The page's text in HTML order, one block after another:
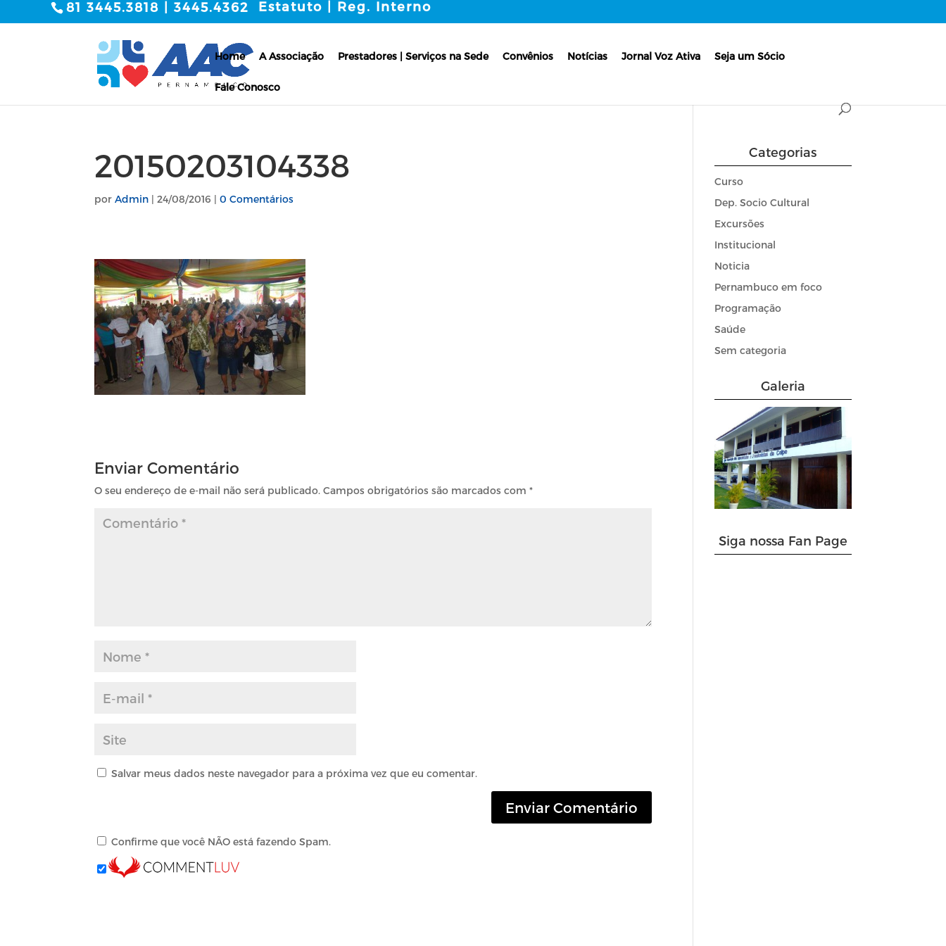
81 3445.3818 | 3445.4362 Estatuto | Reg. Interno
Home A Associação Prestadores | Serviços na Sede Convênios Notícias Jornal Voz Ativa Seja um Sócio
Fale Conosco
20150203104338
porAdmin |24/08/2016 |0 Comentários
Enviar Comentário
O seu endereço de e-mail não será publicado. Campos obrigatórios são marcados com*
Salvar meus dados neste navegador para a próxima vez que eu comentar.
Confirme que você NÃO está fazendo Spam.
Categorias
Curso
Dep. Socio Cultural
Excursões
Institucional
Noticia
Pernambuco em foco
Programação
Saúde
Sem categoria
Galeria
Siga nossa Fan Page